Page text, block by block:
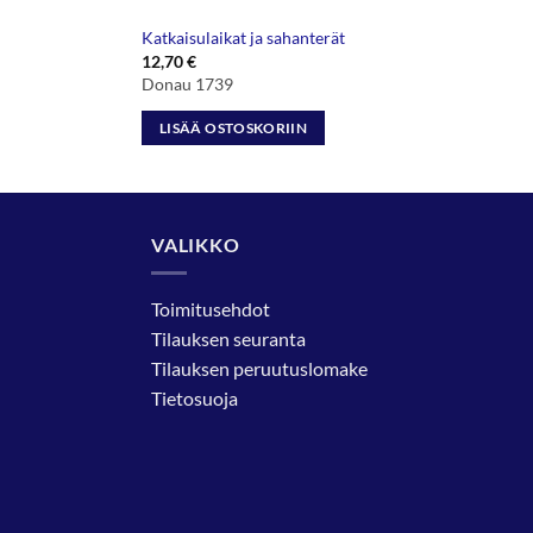
Katkaisulaikat ja sahanterät
12,70€
Donau 1739
LISÄÄ OSTOSKORIIN
VALIKKO
Toimitusehdot
Tilauksen seuranta
Tilauksen peruutuslomake
Tietosuoja